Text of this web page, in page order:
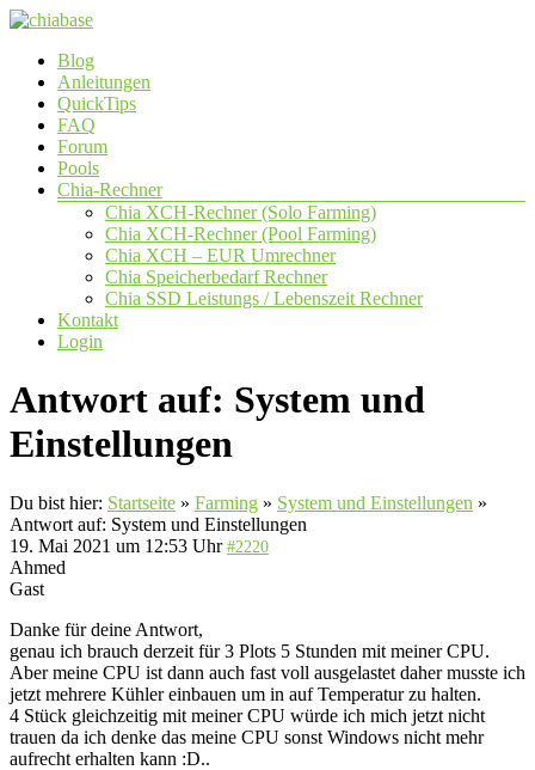
Zum
springen
chiabase
CHIA
Info-
Community
Seite
Menü
Blog
Anleitungen
QuickTips
FAQ
Forum
Pools
Chia-Rechner
Chia XCH-Rechner (Solo Farming)
Chia XCH-Rechner (Pool Farming)
Chia XCH – EUR Umrechner
Chia Speicherbedarf Rechner
Chia SSD Leistungs / Lebenszeit Rechner
Kontakt
Login
Antwort auf: System und
Einstellungen
Du bist hier: Startseite » Farming » System und Einstellungen »
Antwort auf: System und Einstellungen
19. Mai 2021 um 12:53 Uhr #2220
Ahmed
Gast
Danke für deine Antwort,
genau ich brauch derzeit für 3 Plots 5 Stunden mit meiner CPU.
Aber meine CPU ist dann auch fast voll ausgelastet daher musste ich
jetzt mehrere Kühler einbauen um in auf Temperatur zu halten.
4 Stück gleichzeitig mit meiner CPU würde ich mich jetzt nicht
trauen da ich denke das meine CPU sonst Windows nicht mehr
aufrecht erhalten kann :D..